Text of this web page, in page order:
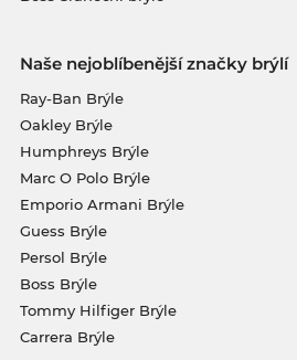
Naše nejoblíbenější značky brýlí
Ray-Ban Brýle
Oakley Brýle
Humphreys Brýle
Marc O Polo Brýle
Emporio Armani Brýle
Guess Brýle
Persol Brýle
Boss Brýle
Tommy Hilfiger Brýle
Carrera Brýle